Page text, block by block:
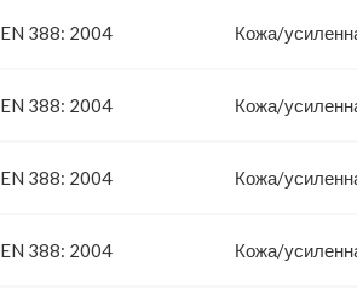
EN 388: 2004 Кожа/
EN 388: 2004 Кожа/
EN 388: 2004 Кожа/
EN 388: 2004 Кожа/